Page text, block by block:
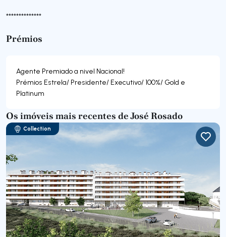
**************
Prémios
Agente Premiado a nivel Nacional!
Prémios Estrela/ Presidente/ Executivo/ 100%/ Gold e
Os imóveis mais recentes de José Rosado
Collection